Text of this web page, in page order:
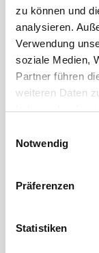
zu können und
analysieren.
Verwendung
soziale Medien,
Partner führen
weiteren Daten
haben oder die
Notwendig
Präferenzen
Statistiken
Juli 2020
Juni 2020
Mai 2020
April 2020
März 2020
Januar 2020